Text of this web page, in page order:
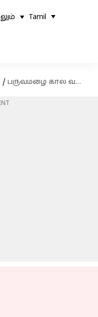
Tamil
/ பருவமழை கால வயிற்று உப்புசத்தால் அவதிப்படறீங்களா? இந்த உணவுகளை சேர்த்துக்கோங்க; நிபுணர்கள் ஆலோசனை